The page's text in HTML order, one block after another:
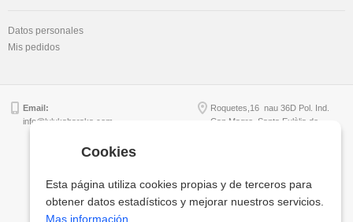
Datos personales
Mis pedidos
Email:
info@lulukabaraka.com
Roquetes,16 nau 36D Pol. Ind.
Can Magre, Santa Eulàlia de
Copyright © Lulukabaraka, S.L.
Cookies
Esta página utiliza cookies propias y de terceros para
obtener datos estadísticos y mejorar nuestros servicios.
Mas información